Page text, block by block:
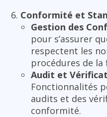
Conformité et
Gestion des
pour s’assurer
respectent les
procédures de la
Audit et
Fonctionnalités
audits et des
conformité.